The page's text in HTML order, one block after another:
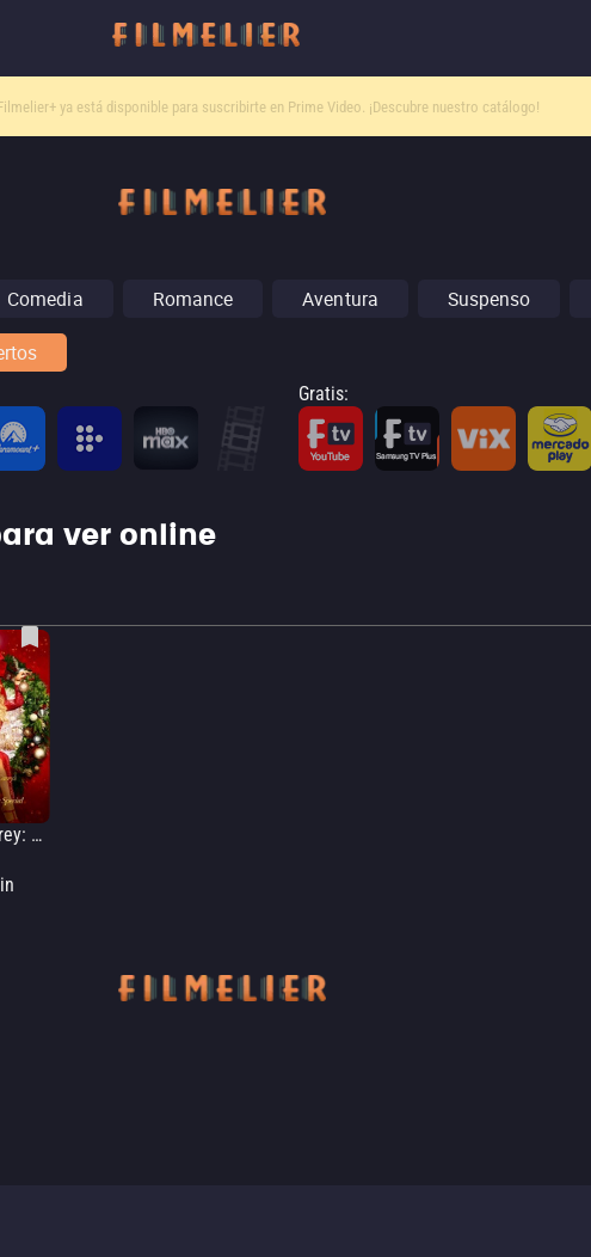
ya está disponible para suscribirte en Prime Video. ¡Descubre nuestro catálogo!
Comedia Romance Aventura Suspenso
Gratis:
ver online
Mariah Carey: Una Navidad Mágica